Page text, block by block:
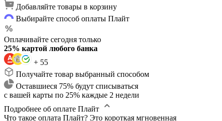
Добавляйте товары в корзину
Выбирайте способ оплаты Плайт
Оплачивайте сегодня только
25% картой любого банка
+ 55
Получайте товар выбранный способом
Оставшиеся 75% будут списываться
с вашей карты по 25% каждые 2 недели
Подробнее об оплате Плайт
Что такое оплата Плайт? Это короткая мгновенная